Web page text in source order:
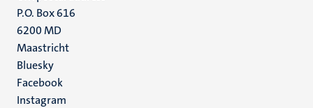
P.O. Box 616
6200 MD
Maastricht
Social
media
Bluesky
Facebook
Instagram